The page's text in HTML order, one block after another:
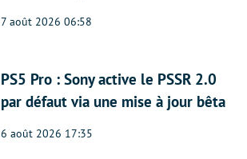
7 août 2026 06:58
PS5 Pro : Sony active le PSSR 2.0
par défaut via une mise à jour bêta
6 août 2026 17:35